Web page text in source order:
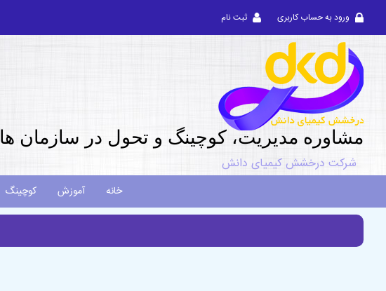
ورود به حساب کاربری ثبت نام
شرکت درخشش کیمیای دانش
مشاوره مديريت، کوچینگ و تحول در سازمان ها
خانه آموزش کوچینگ